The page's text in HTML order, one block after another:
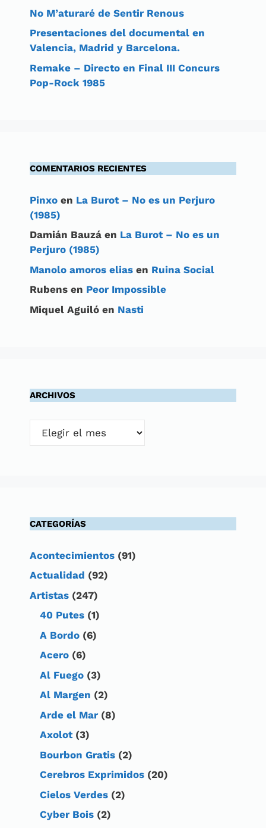
No M’aturaré de Sentir Renous
Presentaciones del documental en
Valencia, Madrid y Barcelona.
Remake – Directo en Final III Concurs
Pop-Rock 1985
COMENTARIOS RECIENTES
Pinxo en La Burot – No es un Perjuro
(1985)
Damián Bauzá en La Burot – No es un
Perjuro (1985)
Manolo amoros elias en Ruina Social
Rubens en Peor Impossible
Miquel Aguiló en Nasti
ARCHIVOS
Archivos
CATEGORÍAS
Acontecimientos (91)
Actualidad (92)
Artistas (247)
40 Putes (1)
A Bordo (6)
Acero (6)
Al Fuego (3)
Al Margen (2)
Arde el Mar (8)
Axolot(3)
Bourbon Gratis (2)
Cerebros Exprimidos (20)
Cielos Verdes (2)
Cyber Bois (2)